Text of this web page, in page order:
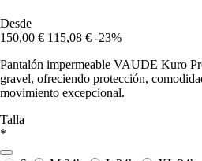
Desde
150,00 € 115,08 € -23%
Pantalón impermeable VAUDE Kuro
gravel, ofreciendo protección,
movimiento excepcional.
Talla
*